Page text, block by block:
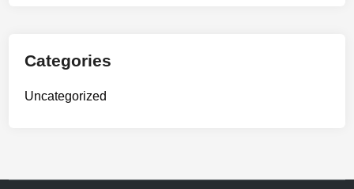
Categories
Uncategorized